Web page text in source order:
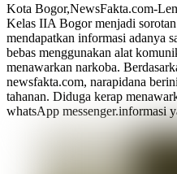
Kota Bogor,NewsFakta.com-
Kelas IIA Bogor menjadi
mendapatkan informasi adanya
bebas menggunakan alat
menawarkan narkoba.
newsfakta.com, narapidana
tahanan. Diduga kerap
whatsApp